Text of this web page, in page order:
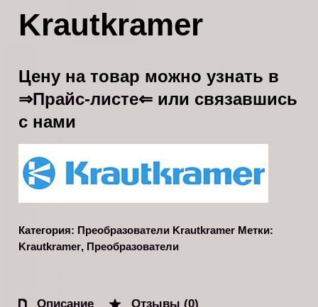
Krautkramer
Цену на товар можно узнать в
⇒Прайс-листе⇐ или связавшись
с нами
Категория: Преобразователи Krautkramer Метки:
Krautkramer, Преобразователи
Описание Отзывы (0)